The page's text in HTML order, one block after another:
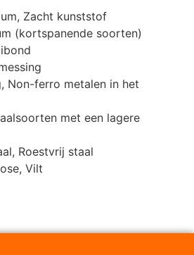
Zacht kunststof
(kortspanende soorten)
Non-ferro metalen in het
met een lagere
Roestvrij staal
Vilt